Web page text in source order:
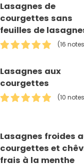
Lasagnes de
courgettes sans
feuilles de
(16
Lasagnes aux
courgettes
(10
Lasagnes froides
courgettes et
frais à la menthe